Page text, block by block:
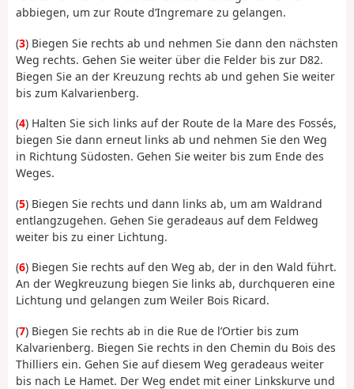
abbiegen, um zur Route d’Ingremare zu gelangen.
(3) Biegen Sie rechts ab und nehmen Sie dann den nächsten
Weg rechts. Gehen Sie weiter über die Felder bis zur D82.
Biegen Sie an der Kreuzung rechts ab und gehen Sie weiter
bis zum Kalvarienberg.
(4) Halten Sie sich links auf der Route de la Mare des Fossés,
biegen Sie dann erneut links ab und nehmen Sie den Weg
in Richtung Südosten. Gehen Sie weiter bis zum Ende des
Weges.
(5) Biegen Sie rechts und dann links ab, um am Waldrand
entlangzugehen. Gehen Sie geradeaus auf dem Feldweg
weiter bis zu einer Lichtung.
(6) Biegen Sie rechts auf den Weg ab, der in den Wald führt.
An der Wegkreuzung biegen Sie links ab, durchqueren eine
Lichtung und gelangen zum Weiler Bois Ricard.
(7) Biegen Sie rechts ab in die Rue de l’Ortier bis zum
Kalvarienberg. Biegen Sie rechts in den Chemin du Bois des
Thilliers ein. Gehen Sie auf diesem Weg geradeaus weiter
bis nach Le Hamet. Der Weg endet mit einer Linkskurve und